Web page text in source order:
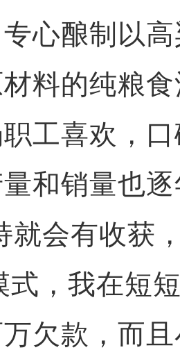
心酿制以
料的纯粮
工喜欢，
和销量也
会有收获，
式，我在短
欠款，而